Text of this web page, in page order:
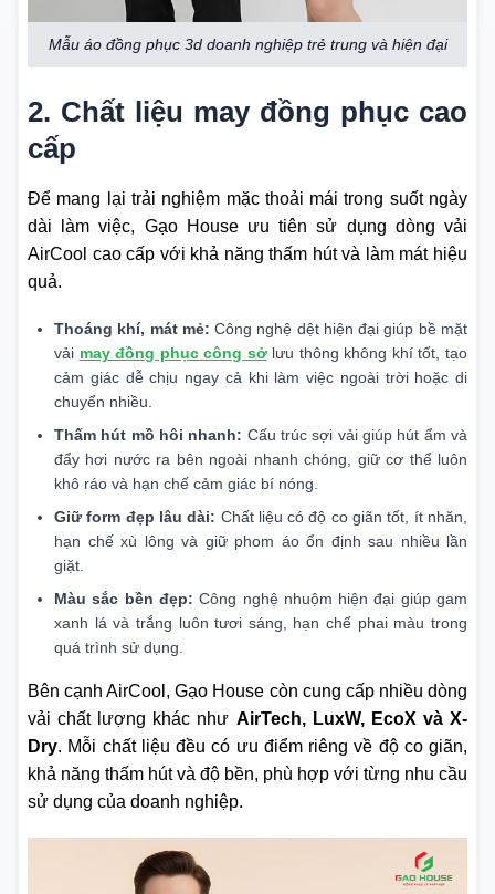
Mẫu áo đồng phục 3d doanh nghiệp trẻ trung và hiện đại
2. Chất liệu may đồng phục cao
cấp
Để mang lại trải nghiệm mặc thoải mái trong suốt ngày
dài làm việc, Gạo House ưu tiên sử dụng dòng vải
AirCool cao cấp với khả năng thấm hút và làm mát hiệu
quả.
Thoáng khí, mát mẻ: Công nghệ dệt hiện đại giúp bề mặt
vải may đồng phục công sởlưu thông không khí tốt, tạo
cảm giác dễ chịu ngay cả khi làm việc ngoài trời hoặc di
chuyển nhiều.
Thấm hút mồ hôi nhanh: Cấu trúc sợi vải giúp hút ẩm và
đẩy hơi nước ra bên ngoài nhanh chóng, giữ cơ thể luôn
khô ráo và hạn chế cảm giác bí nóng.
Giữ form đẹp lâu dài: Chất liệu có độ co giãn tốt, ít nhăn,
hạn chế xù lông và giữ phom áo ổn định sau nhiều lần
giặt.
Màu sắc bền đẹp: Công nghệ nhuộm hiện đại giúp gam
xanh lá và trắng luôn tươi sáng, hạn chế phai màu trong
quá trình sử dụng.
Bên cạnh AirCool, Gạo House còn cung cấp nhiều dòng
vải chất lượng khác như AirTech, LuxW, EcoX và X-
Dry. Mỗi chất liệu đều có ưu điểm riêng về độ co giãn,
khả năng thấm hút và độ bền, phù hợp với từng nhu cầu
sử dụng của doanh nghiệp.